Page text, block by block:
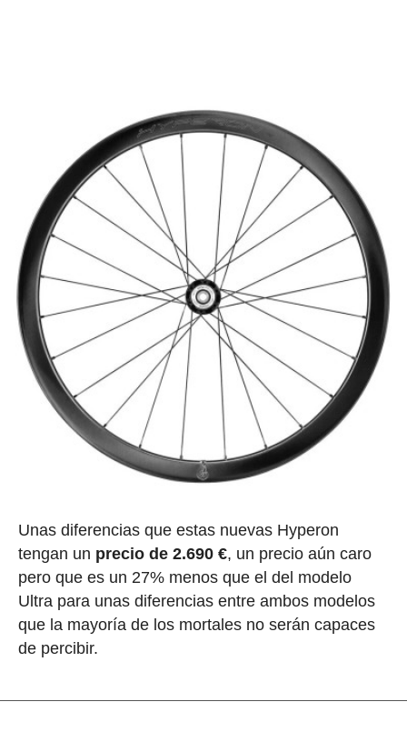
Unas diferencias que estas nuevas Hyperon
tengan un precio de 2.690 €, un precio aún caro
pero que es un 27% menos que el del modelo
Ultra para unas diferencias entre ambos modelos
que la mayoría de los mortales no serán capaces
de percibir.